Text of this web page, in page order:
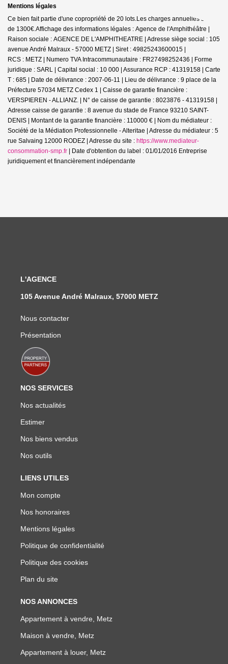
Mentions légales
Ce bien fait partie d'une copropriété de 20 lots.Les charges annuelles sont
de 1300€.Affichage des informations légales : Agence de l'Amphithéâtre |
Raison sociale : AGENCE DE L'AMPHITHEATRE | Adresse siège social : 105
avenue André Malraux - 57000 METZ | Siret : 49825243600015 |
RCS : METZ | Numero TVA Intracommunautaire : FR27498252436 | Forme
juridique : SARL | Capital social : 10 000 | Assurance RCP : 41319158 | Carte
T : 685 | Date de délivrance : 2007-06-11 | Lieu de délivrance : 9 place de la
Préfecture 57034 METZ Cedex 1 | Caisse de garantie financière :
VERSPIEREN - ALLIANZ. | N° de caisse de garantie : 8023876 - 41319158 |
Adresse caisse de garantie : 8 avenue du stade de France 93210 SAINT-
DENIS | Montant de la garantie financière : 110000 € | Nom du médiateur :
Société de la Médiation Professionnelle - Alteritae | Adresse du médiateur : 5
rue Salvaing 12000 RODEZ | Adresse du site : https://www.mediateur-
consommation-smp.fr | Date d'obtention du label : 01/01/2016 Entreprise
juridiquement et financièrement indépendante
L'AGENCE
105 Avenue André Malraux, 57000 METZ
Nous contacter
Présentation
NOS SERVICES
Nos actualités
Estimer
Nos biens vendus
Nos outils
LIENS UTILES
Mon compte
Nos honoraires
Mentions légales
Politique de confidentialité
Politique des cookies
Plan du site
NOS ANNONCES
Appartement à vendre, Metz
Maison à vendre, Metz
Appartement à louer, Metz